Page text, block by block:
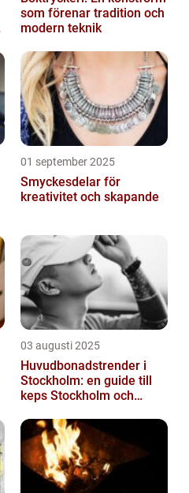
som förenar tradition och
modern teknik
01 september 2025
Smyckesdelar för
kreativitet och skapande
03 augusti 2025
Huvudbonadstrender i
Stockholm: en guide till
keps Stockholm och